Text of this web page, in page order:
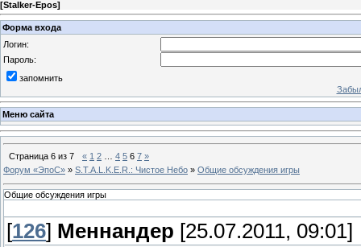
[Stalker-Epos]
Форма входа
Логин:
Пароль:
запомнить
Меню сайта
Страница 6 из 7 « 1 2 4 5 6 7 »
Форум «ЭпоС» » S.T.A.L.K.E.R.: Чистое Небо » Общие обсуждения игры
Общие обсуждения игры
[126] Меннандер [25.07.2011, 09:01]